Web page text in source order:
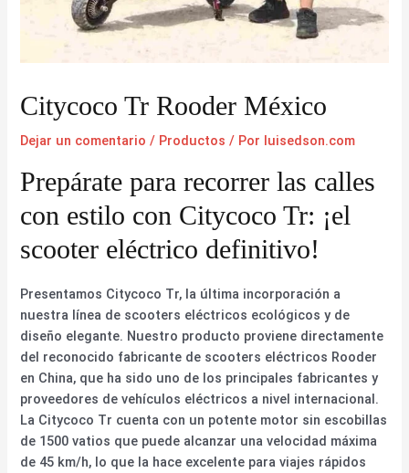
Citycoco Tr Rooder México
Dejar un comentario / Productos / Por luisedson.com
Prepárate para recorrer las calles
con estilo con Citycoco Tr: ¡el
scooter eléctrico definitivo!
Presentamos Citycoco Tr, la última incorporación a
nuestra línea de scooters eléctricos ecológicos y de
diseño elegante. Nuestro producto proviene directamente
del reconocido fabricante de scooters eléctricos Rooder
en China, que ha sido uno de los principales fabricantes y
proveedores de vehículos eléctricos a nivel internacional.
La Citycoco Tr cuenta con un potente motor sin escobillas
de 1500 vatios que puede alcanzar una velocidad máxima
de 45 km/h, lo que la hace excelente para viajes rápidos